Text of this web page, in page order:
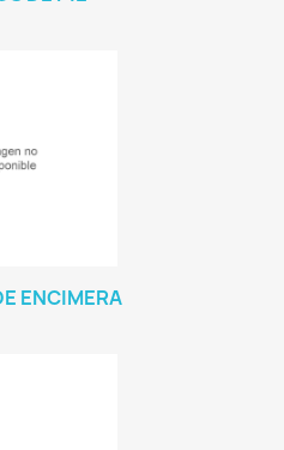
ENCIMERA